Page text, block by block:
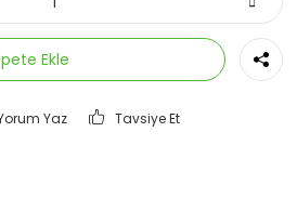
Ekle
Yaz Tavsiye Et